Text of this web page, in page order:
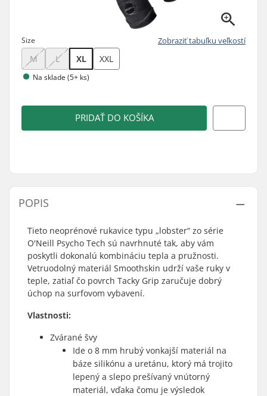
Size Zobraziť tabuľku veľkostí
M L XL XXL
Na sklade (5+ ks)
PRIDAŤ DO KOŠÍKA
POPIS
Tieto neoprénové rukavice typu „lobster“ zo série
O'Neill Psycho Tech sú navrhnuté tak, aby vám
poskytli dokonalú kombináciu tepla a pružnosti.
Vetruodolný materiál Smoothskin udrží vaše ruky v
teple, zatiaľ čo povrch Tacky Grip zaručuje dobrý
úchop na surfovom vybavení.
Vlastnosti:
Zvárané švy
Ide o 8 mm hrubý vonkajší materiál na
báze silikónu a uretánu, ktorý má trojito
lepený a slepo prešívaný vnútorný
materiál, vďaka čomu je výsledok